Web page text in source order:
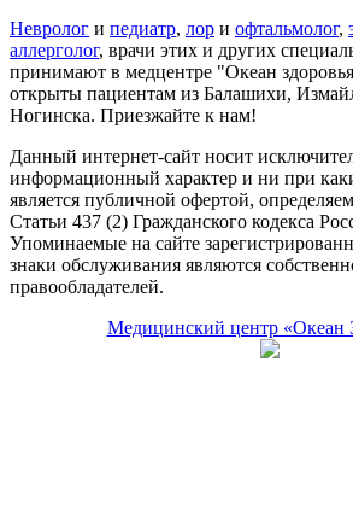
Невролог и педиатр, лор и офтальмолог,
аллерголог, врачи этих и других
принимают в медцентре "Океан
открыты пациентам из Балашихи,
Ногинска. Приезжайте к нам!
Данный интернет-сайт носит
информационный характер и ни при
является публичной офертой,
Статьи 437 (2) Гражданского кодекса
Упоминаемые на сайте
знаки обслуживания являются
правообладателей.
Медицинский центр «Океан